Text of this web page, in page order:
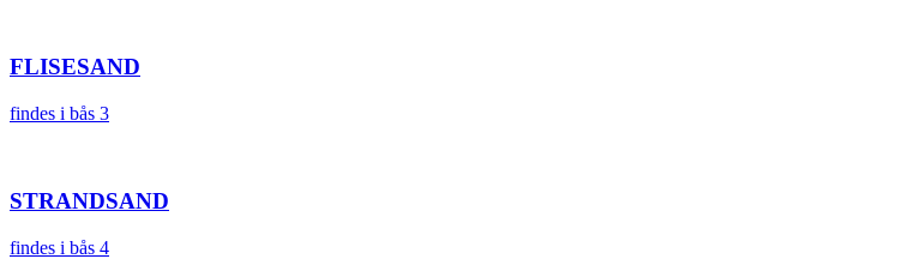
FLISESAND
findes i bås 3
STRANDSAND
findes i bås 4